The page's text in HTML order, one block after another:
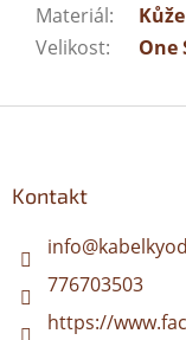
Materiál:
Kůže
Velikost: One
Kontakt
info@
776703503
https://